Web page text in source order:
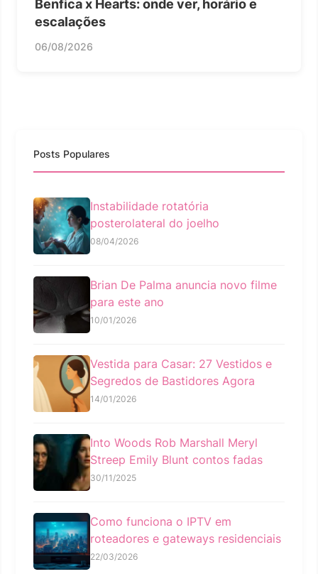
Benfica x Hearts: onde ver, horário e
escalações
06/08/2026
Posts Populares
Instabilidade rotatória
posterolateral do joelho
08/04/2026
Brian De Palma anuncia novo filme
para este ano
10/01/2026
Vestida para Casar: 27 Vestidos e
Segredos de Bastidores Agora
14/01/2026
Into Woods Rob Marshall Meryl
Streep Emily Blunt contos fadas
30/11/2025
Como funciona o IPTV em
roteadores e gateways residenciais
22/03/2026